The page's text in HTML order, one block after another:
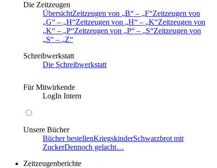
Die Zeitzeugen
ÜbersichtZeitzeugen von B – F Zeitzeugen von
G
– H Zeitzeugen von H – K Zeitzeugen von
K
– P Zeitzeugen von P – S Zeitzeugen von
S
–
Z
Schreibwerkstatt
Die Schreibwerkstatt
Für Mitwirkende
LogIn Intern
Unsere Bücher
Bücher bestellenKriegskinderSchwarzbrot mit
ZuckerDennoch gelacht…
Zeitzeugenberichte